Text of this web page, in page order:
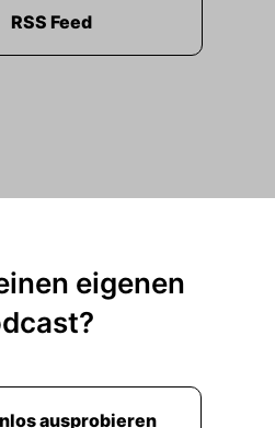
RSS Feed
eigenen
ausprobieren